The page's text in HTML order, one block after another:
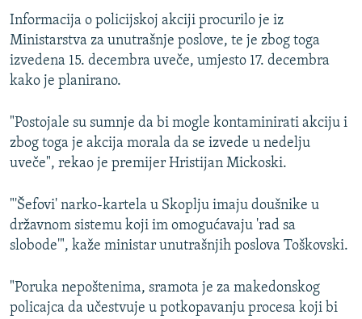
Informacija o policijskoj akciji procurilo je iz
Ministarstva za unutrašnje poslove, te je zbog toga
izvedena 15. decembra uveče, umjesto 17. decembra
kako je planirano.
"Postojale su sumnje da bi mogle kontaminirati akciju i
zbog toga je akcija morala da se izvede u nedelju
uveče", rekao je premijer Hristijan Mickoski.
"'Šefovi' narko-kartela u Skoplju imaju doušnike u
državnom sistemu koji im omogućavaju 'rad sa
slobode'", kaže ministar unutrašnjih poslova Toškovski.
"Poruka nepoštenima, sramota je za makedonskog
policajca da učestvuje u potkopavanju procesa koji bi